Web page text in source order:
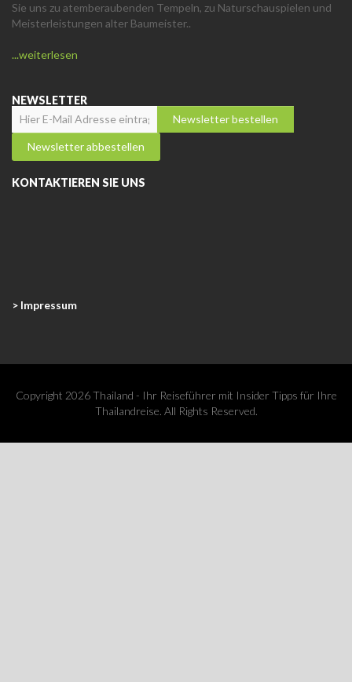
Sie uns zu atemberaubenden Tempeln, zu Naturschauspielen und
Meisterleistungen alter Baumeister..
...weiterlesen
NEWSLETTER
KONTAKTIEREN SIE UNS
> Impressum
Copyright 2026 Thailand - Ihr Reiseführer mit Insider Tipps für Ihre
Thailandreise. All Rights Reserved.